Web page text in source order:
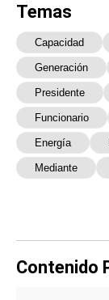
Temas
Capacidad
Generación
Presidente
Funcionario
Energía
Mediante
Contenido